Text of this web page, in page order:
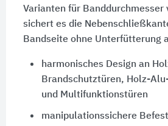
Varianten für Banddurchmesser
sichert es die
Bandseite ohne Unterfütterung
harmonisches Design an
Brandschutztüren, Holz-
und Multifunktionstüren
manipulationssichere